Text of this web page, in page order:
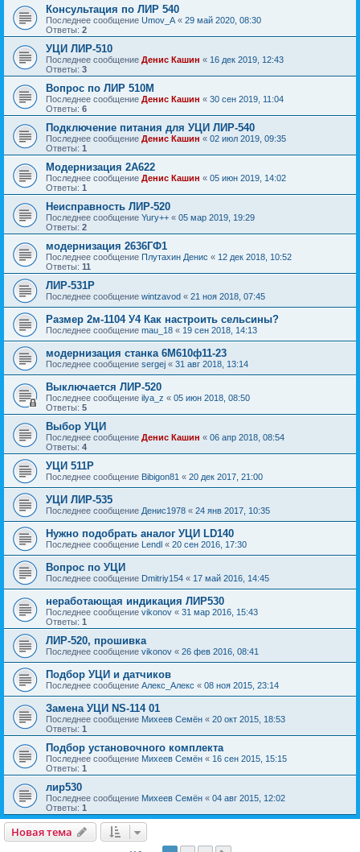
Консультация по ЛИР 540
Последнее сообщение Umov_A « 29 май 2020, 08:30
Ответы: 2
УЦИ ЛИР-510
Последнее сообщение Денис Кашин « 16 дек 2019, 12:43
Ответы: 3
Вопрос по ЛИР 510М
Последнее сообщение Денис Кашин « 30 сен 2019, 11:04
Ответы: 6
Подключение питания для УЦИ ЛИР-540
Последнее сообщение Денис Кашин « 02 июл 2019, 09:35
Ответы: 1
Модернизация 2А622
Последнее сообщение Денис Кашин « 05 июн 2019, 14:02
Ответы: 1
Неисправность ЛИР-520
Последнее сообщение Yury++ « 05 мар 2019, 19:29
Ответы: 2
модернизация 2636ГФ1
Последнее сообщение Плутахин Денис « 12 дек 2018, 10:52
Ответы: 11
ЛИР-531Р
Последнее сообщение wintzavod « 21 ноя 2018, 07:45
Размер 2м-1104 У4 Как настроить сельсины?
Последнее сообщение mau_18 « 19 сен 2018, 14:13
модернизация станка 6М610ф11-23
Последнее сообщение sergej « 31 авг 2018, 13:14
Выключается ЛИР-520
Последнее сообщение ilya_z « 05 июн 2018, 08:50
Ответы: 5
Выбор УЦИ
Последнее сообщение Денис Кашин « 06 апр 2018, 08:54
Ответы: 4
УЦИ 511Р
Последнее сообщение Bibigon81 « 20 дек 2017, 21:00
УЦИ ЛИР-535
Последнее сообщение Денис1978 « 24 янв 2017, 10:35
Нужно подобрать аналог УЦИ LD140
Последнее сообщение Lendl « 20 сен 2016, 17:30
Вопрос по УЦИ
Последнее сообщение Dmitriy154 « 17 май 2016, 14:45
неработающая индикация ЛИР530
Последнее сообщение vikonov « 31 мар 2016, 15:43
Ответы: 1
ЛИР-520, прошивка
Последнее сообщение vikonov « 26 фев 2016, 08:41
Подбор УЦИ и датчиков
Последнее сообщение Алекс_Алекс « 08 ноя 2015, 23:14
Замена УЦИ NS-114 01
Последнее сообщение Михеев Семён « 20 окт 2015, 18:53
Ответы: 1
Подбор установочного комплекта
Последнее сообщение Михеев Семён « 16 сен 2015, 15:15
Ответы: 1
лир530
Последнее сообщение Михеев Семён « 04 авг 2015, 12:02
Ответы: 1
Новая тема